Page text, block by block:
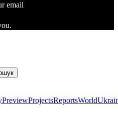
email
PreviewProjectsReportsWorld